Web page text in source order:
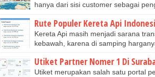
hanya dari sisi customer sebagai
Rute Populer Kereta Api
Kereta Api masih menjadi sarana
kebawah, karena di samping
Utiket Partner Nomer 1 Di
Utiket merupakan salah satu portal